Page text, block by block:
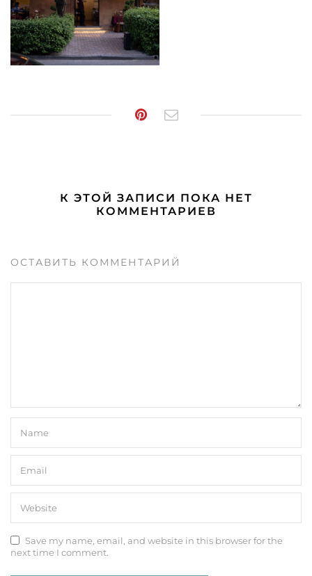
К ЭТОЙ ЗАПИСИ ПОКА НЕТ
КОММЕНТАРИЕВ
ОСТАВИТЬ КОММЕНТАРИЙ
Save my name, email, and website in this browser for the
next time I comment.